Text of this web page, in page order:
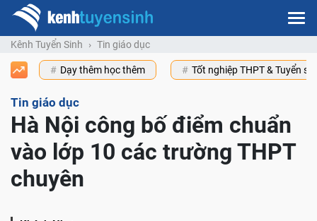
Kênh Tuyển Sinh Tin giáo dục
Dạy thêm học thêm Tốt nghiệp THPT & Tuyển
Tin giáo dục
Hà Nội công bố điểm chuẩn
vào lớp 10 các trường THPT
chuyên